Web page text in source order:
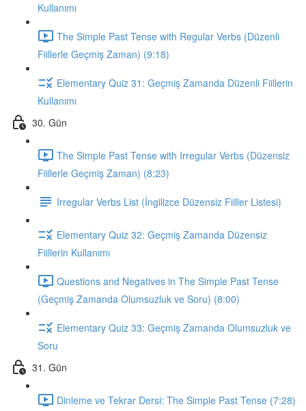
Kullanımı
The Simple Past Tense with Regular Verbs (Düzenli
Fiillerle Geçmiş Zaman) (9:18)
Elementary Quiz 31: Geçmiş Zamanda Düzenli Fiillerin
Kullanımı
30. Gün
The Simple Past Tense with Irregular Verbs (Düzensiz
Fiillerle Geçmiş Zaman) (8:23)
Irregular Verbs List (İngilizce Düzensiz Fiiller Listesi)
Elementary Quiz 32: Geçmiş Zamanda Düzensiz
Fiillerin Kullanımı
Questions and Negatives in The Simple Past Tense
(Geçmiş Zamanda Olumsuzluk ve Soru) (8:00)
Elementary Quiz 33: Geçmiş Zamanda Olumsuzluk ve
Soru
31. Gün
Dinleme ve Tekrar Dersi: The Simple Past Tense (7:28)